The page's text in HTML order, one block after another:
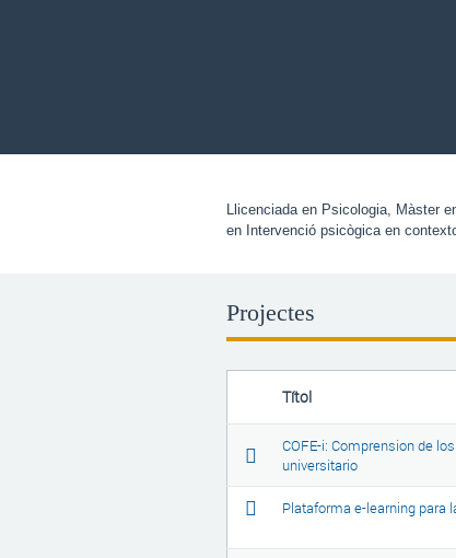
Llicenciada en Psicologia, Màster
en Intervenció psicògica en
Projectes
Títol
COFE-i: Comprension de
universitario
Plataforma e-learning para